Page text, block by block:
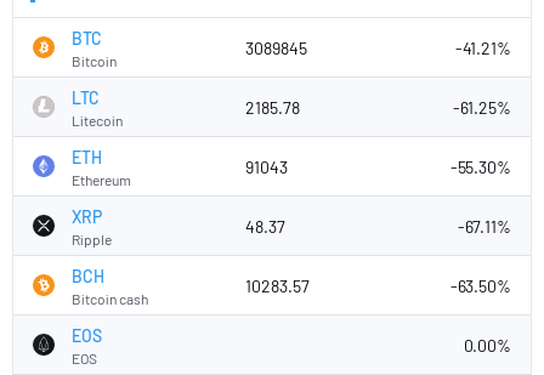
BTC
Bitcoin
3089845 -41.21%
LTC
Litecoin
2185.78 -61.25%
ETH
Ethereum
91043 -55.30%
XRP
Ripple
48.37 -67.11%
BCH
Bitcoin cash
10283.57 -63.50%
EOS
EOS
0.00%